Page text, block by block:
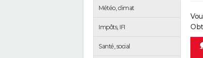
Météo, climat
Impôts, IFI
Santé, social